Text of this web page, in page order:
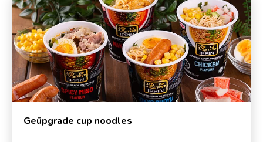
Geüpgrade cup noodles